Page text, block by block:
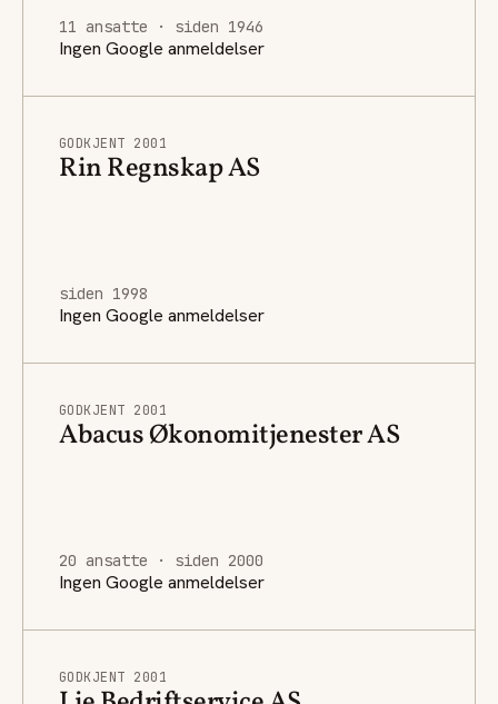
11 ansatte · siden 1946
Ingen Google anmeldelser
GODKJENT 2001
Rin Regnskap AS
siden 1998
Ingen Google anmeldelser
GODKJENT 2001
Abacus Økonomitjenester AS
20 ansatte · siden 2000
Ingen Google anmeldelser
GODKJENT 2001